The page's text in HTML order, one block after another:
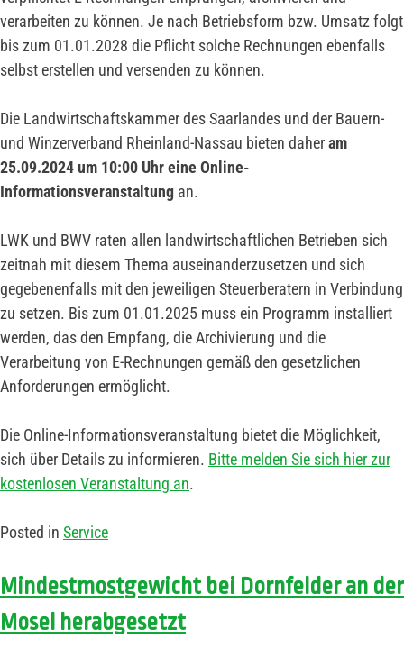
verarbeiten zu können. Je nach Betriebsform bzw. Umsatz folgt
bis zum 01.01.2028 die Pflicht solche Rechnungen ebenfalls
selbst erstellen und versenden zu können.
Die Landwirtschaftskammer des Saarlandes und der Bauern-
und Winzerverband Rheinland-Nassau bieten daheram
25.09.2024 um 10:00 Uhr eine Online-
Informationsveranstaltung an.
LWK und BWV raten allen landwirtschaftlichen Betrieben sich
zeitnah mit diesem Thema auseinanderzusetzen und sich
gegebenenfalls mit den jeweiligen Steuerberatern in Verbindung
zu setzen. Bis zum 01.01.2025 muss ein Programm installiert
werden, das den Empfang, die Archivierung und die
Verarbeitung von E-Rechnungen gemäß den gesetzlichen
Anforderungen ermöglicht.
Die Online-Informationsveranstaltung bietet die Möglichkeit,
sich über Details zu informieren. Bitte melden Sie sich hier zur
kostenlosen Veranstaltung an.
Posted in Service
Mindestmostgewicht bei Dornfelder an der
Mosel herabgesetzt